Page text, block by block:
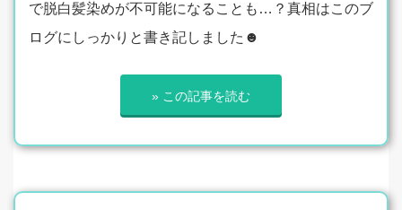
で脱白髪染めが不可能になることも…？真相はこのブ
ログにしっかりと書き記しました☻
» この記事を読む